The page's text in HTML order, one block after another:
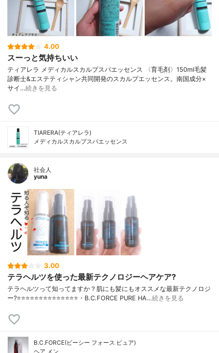
4.00
スーっと気持ちいい
ティアレラ メディカルスカルプスパエッセンス 〈育毛剤〉150ml 毛髪
診断士&エステティシャン共同開発のスカルプエッセンス。 南国成分×
サイ…続きを見る
TIARERA(ティアレラ)
メディカルスカルプスパエッセンス
社会人
yuna
3.00
テラヘルツを使った最新テクノロジーヘアケア?
テラヘルツって知ってますか？肌にも髪にもオススメな最新テクノロジ
ー?⭐️⭐️⭐️⭐️⭐️⭐️⭐️⭐️⭐️⭐️⭐️⭐️⭐️⭐️・B.C.FORCE PURE HA…続きを見る
B.C.FORCE(ビーシー フォース ピュア)
ヘア メン